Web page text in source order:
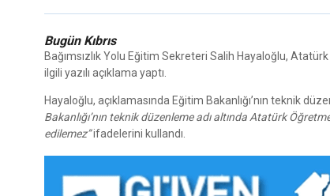
Bugün Kıbrıs
Bağımsızlık Yolu Eğitim Sekreteri Salih Hayaloğlu,
ilgili yazılı açıklama yaptı.
Hayaloğlu, açıklamasında Eğitim Bakanlığı’nın teknik
Bakanlığı’nın teknik düzenleme adı altında Atatürk
edilemez”ifadelerini kullandı.